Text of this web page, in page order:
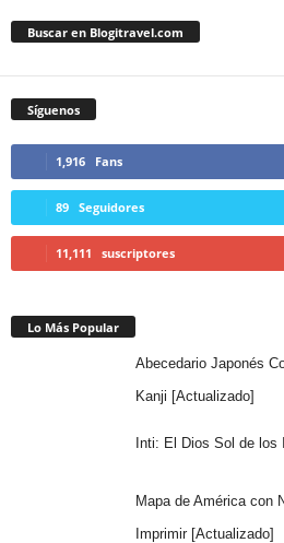
Buscar en Blogitravel.com
Síguenos
1,916 Fans
89 Seguidores
11,111 suscriptores
Lo Más Popular
Abecedario Japonés
Kanji [Actualizado]
Inti: El Dios Sol de los
Mapa de América con
Imprimir [Actualizado]